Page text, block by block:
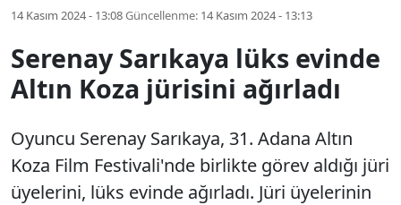
14 Kasım 2024 - 13:08Güncellenme: 14 Kasım 2024 - 13:13
Serenay Sarıkaya lüks evinde
Altın Koza jürisini ağırladı
Oyuncu Serenay Sarıkaya, 31. Adana Altın
Koza Film Festivali'nde birlikte görev aldığı jüri
üyelerini, lüks evinde ağırladı. Jüri üyelerinin